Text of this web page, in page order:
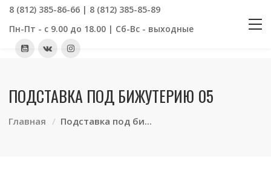
8 (812) 385-86-66 | 8 (812) 385-85-89
Пн-Пт - с 9.00 до 18.00 | Сб-Вс - выходные
ПОДСТАВКА ПОД БИЖУТЕРИЮ 05
Главная Подставка под би...